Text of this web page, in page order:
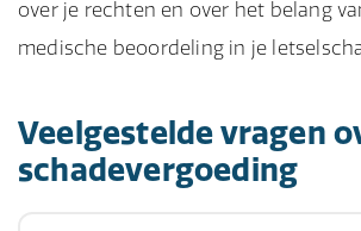
over je rechten en over het belang
medische beoordeling in je
Veelgestelde vragen
schadevergoeding